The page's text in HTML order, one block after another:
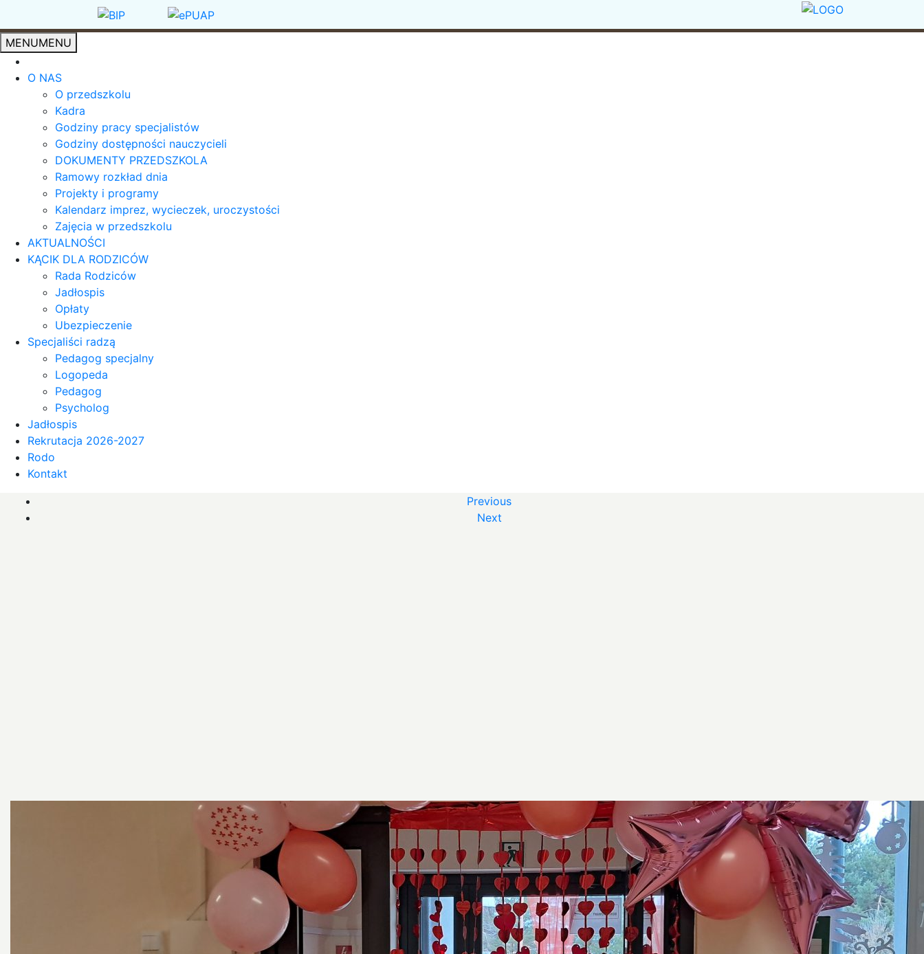
MENUMENU
O NAS
O przedszkolu
Kadra
Godziny pracy specjalistów
Godziny dostępności nauczycieli
DOKUMENTY PRZEDSZKOLA
Ramowy rozkład dnia
Projekty i programy
Kalendarz imprez, wycieczek, uroczystości
Zajęcia w przedszkolu
AKTUALNOŚCI
KĄCIK DLA RODZICÓW
Rada Rodziców
Jadłospis
Opłaty
Ubezpieczenie
Specjaliści radzą
Pedagog specjalny
Logopeda
Pedagog
Psycholog
Jadłospis
Rekrutacja 2026-2027
Rodo
Kontakt
Previous
Next